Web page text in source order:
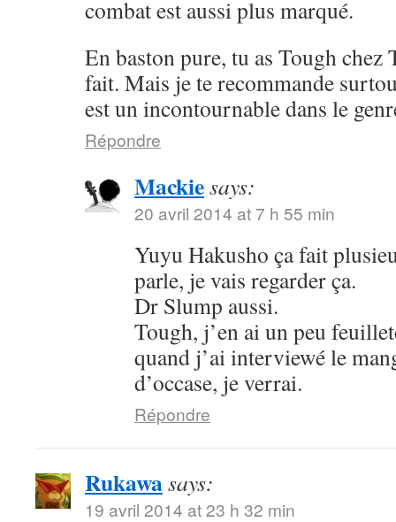
combat est aussi plus marqué.
En baston pure, tu as Tough chez
fait. Mais je te recommande
est un incontournable dans le
Répondre
Mackiesays:
20 avril 2014 at 7 h 55 min
Yuyu Hakusho ça fait
parle, je vais regarder ça.
Dr Slump aussi.
Tough, j’en ai un peu
quand j’ai interviewé le
d’occase, je verrai.
Répondre
Rukawasays:
19 avril 2014 at 23 h 32 min